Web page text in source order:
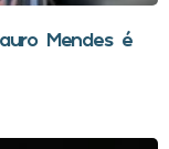
Mendes é